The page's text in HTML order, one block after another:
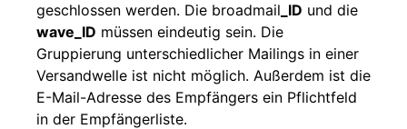
geschlossen werden. Die broadmail _ID und die
wave_ID müssen eindeutig sein. Die
Gruppierung unterschiedlicher Mailings in einer
Versandwelle ist nicht möglich. Außerdem ist die
E-Mail-Adresse des Empfängers ein Pflichtfeld
in der Empfängerliste.